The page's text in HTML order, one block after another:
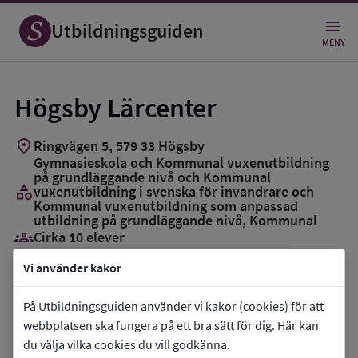
Vi använder kakor
På Utbildningsguiden använder vi kakor (cookies) för att
webbplatsen ska fungera på ett bra sätt för dig. Här kan
du välja vilka cookies du vill godkänna.
Utbildningsguiden MENY
Högsby Lärcenter
location_on Ringvägen 5, 579 33 Högsby
category
Gymnasieskola och Kommunal vuxenutbildning
på grundläggande nivå och Kommunal
vuxenutbildning i svenska för invandrare och
Kommunal vuxenutbildning som anpassad
utbildning på grundläggande nivå, Kommunal
groups_3Cirka 10 elever
Vill du kontakta skolan?
phoneTelefon:010-3565214
mail E-post: jacqueline.kuster@hogsby.se